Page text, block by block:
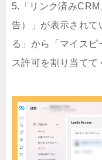
5.「リンク済み
告）」が表示されて
る」から「マイス
ス許可を割り当てて